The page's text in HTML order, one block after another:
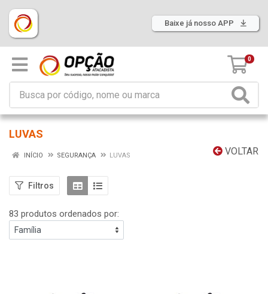
Baixe já nosso APP
0
LUVAS
VOLTAR
INÍCIO SEGURANÇA LUVAS
Filtros
83 produtos ordenados por: